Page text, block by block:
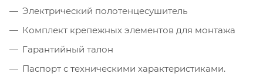
Электрический полотенцесушитель
Комплект крепежных элементов для монтажа
Гарантийный талон
Паспорт с техническими характеристиками.